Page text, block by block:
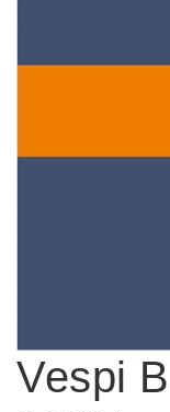
Vespi